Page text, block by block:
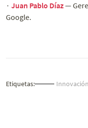
∙ Juan Pablo Díaz—
Google.
Etiquetas: Innovación